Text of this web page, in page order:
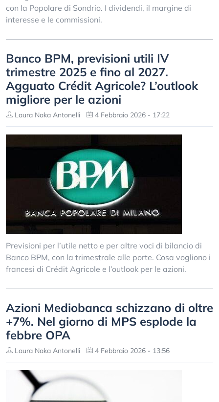
con la Popolare di Sondrio. I dividendi, il margine di
interesse e le commissioni.
Banco BPM, previsioni utili IV
trimestre 2025 e fino al 2027.
Agguato Crédit Agricole? L’outlook
migliore per le azioni
Laura Naka Antonelli 4 Febbraio 2026 - 17:22
Previsioni per l’utile netto e per altre voci di bilancio di
Banco BPM, con la trimestrale alle porte. Cosa vogliono i
francesi di Crédit Agricole e l’outlook per le azioni.
Azioni Mediobanca schizzano di oltre
+7%. Nel giorno di MPS esplode la
febbre OPA
Laura Naka Antonelli 4 Febbraio 2026 - 13:56